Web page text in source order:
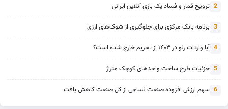
2 ترویج قمار و فساد یک بازی آنلاین ایرانی
3 برنامه بانک مرکزی برای جلوگیری از شوک‌های ارزی
4 آیا واردات رنو در ۱۴۰۳ از تحریم خارج شده است؟
5 جزئیات طرح ساخت واحدهای کوچک متراژ
6 سهم ارزش افزوده صنعت نساجی از کل صنعت کاهش یافت